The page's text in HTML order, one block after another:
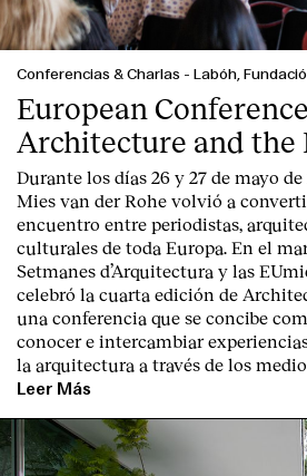
Conferencias & Charlas - Labóh,
European
Architecture and the
Durante los días 26 y 27 de mayo de
Mies van der Rohe volvió a
encuentro entre periodistas,
culturales de toda Europa. En el
Setmanes d’Arquitectura y las
celebró la cuarta edición de
una conferencia que se concibe
conocer e intercambiar
la arquitectura a través de los
Leer Más